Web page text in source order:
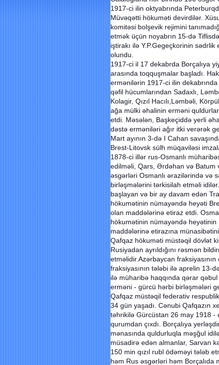
1917-ci ilin oktyabrında
Müvəqətti hökuməti devirdilər.
komitəsi bolşevik rejimini
etmək üçün noyabrın 15-də
iştirakı ilə Y.P.Gegeçkorinin
olundu.
1917-ci il 17 dekabrda Borçalıya
arasında toqquşmalar başladı.
ermənilərin 1917-ci ilin
qəfil hücumlarından Sadaxlı,
Kolagir, Qızıl Hacılı,Ləmbəli,
ağa mülki əhalinin erməni
etdi. Məsələn, Başkeçiddə yerli
dəstə erməniləri ağır itki verərək
Mart ayının 3-də I Cahan
Brest-Litovsk sülh müqaviləsi
1878-ci illər rus-Osmanlı
edilməli, Qars, Ərdəhan və Batum
əsgərləri Osmanlı ərazilərində və
birləşmələrini tərkisilah etməli
başlayan və bir ay davam edən
hökumətinin nümayəndə heyəti
olan maddələrinə etiraz etdi.
hökumətinin nümayəndə
maddələrinə etirazına
Qafqaz hökuməti müstəqil dövlət
Rusiyadan ayrıldığını rəsmən
etməlidir.Azərbaycan
fraksiyasının tələbi ilə aprelin 13-
ilə müharibə haqqında qərar
erməni - gürcü hərbi birləşmələri
Qafqaz müstəqil federativ
34 gün yaşadı. Cənubi Qafqazın
təhrikilə Gürcüstan 26 may 1918 -
qurumdan çıxdı. Borçalıya
mənasında quldurluqla məşğul
müsadirə edən almanlar, Sarvan
150 min qızıl rubl ödəməyi tələb
həm Rus əsgərləri həm